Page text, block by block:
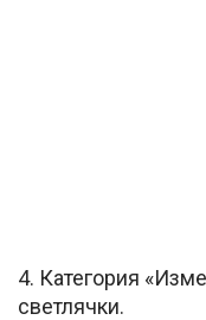
4. Категория
светлячки.